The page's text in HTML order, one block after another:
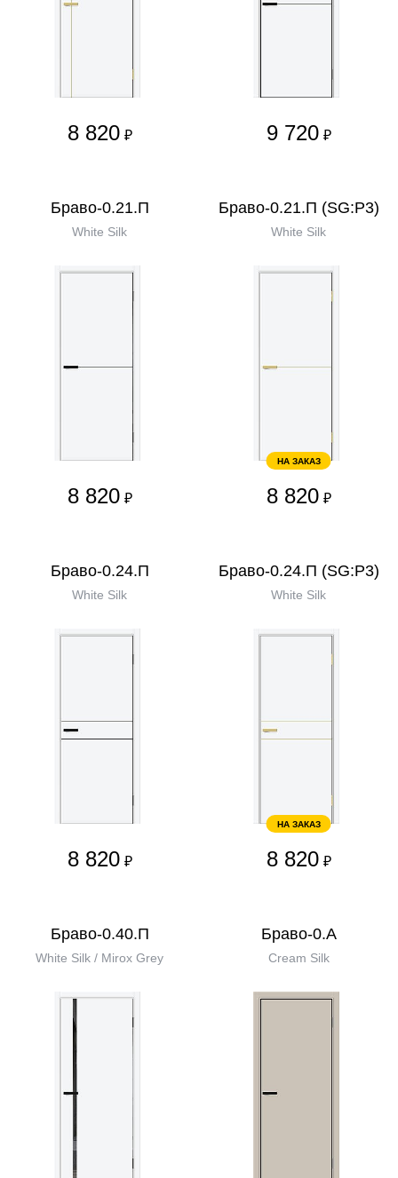
8 820 ₽ 9 720 ₽
Браво-0.21.П
White Silk
8 820 ₽
Браво-0.21.П (SG:P3)
White Silk
НА ЗАКАЗ
8 820 ₽
Браво-0.24.П
White Silk
8 820 ₽
Браво-0.24.П (SG:P3)
White Silk
НА ЗАКАЗ
8 820 ₽
Браво-0.40.П
White Silk / Mirox Grey
Браво-0.А
Cream Silk